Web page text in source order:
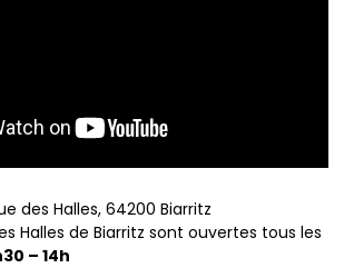
des Halles, 64200 Biarritz
Halles de Biarritz sont ouvertes tous les
– 14h